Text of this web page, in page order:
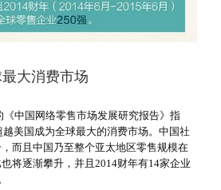
大消费市场
《中国网络零售市场发展研究报告》指
美国成为全球最大的消费市场。中国社
而且中国乃至整个亚太地区零售规模在
将逐渐攀升，并且2014财年有14家企业